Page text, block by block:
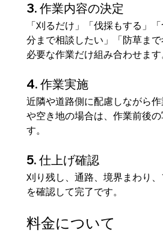
3. 作業内容の決定
「刈るだけ」「伐採もする」
分まで相談したい」「防草まで
必要な作業だけ組み合わせます
4. 作業実施
近隣や道路側に配慮しながら
や空き地の場合は、作業前後
す。
5. 仕上げ確認
刈り残し、通路、境界まわり
を確認して完了です。
料金について